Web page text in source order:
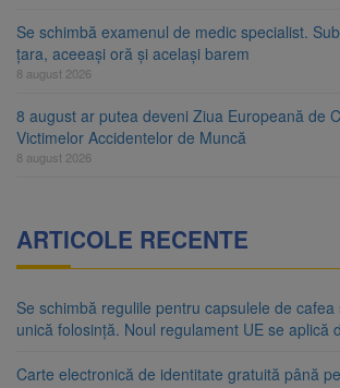
Se schimbă examenul de medic specialist.
țara, aceeași oră și același barem
8 august 2026
8 august ar putea deveni Ziua Europeană de
Victimelor Accidentelor de Muncă
8 august 2026
ARTICOLE RECENTE
Se schimbă regulile pentru capsulele de
unică folosință. Noul regulament UE se aplică
Carte electronică de identitate gratuită până